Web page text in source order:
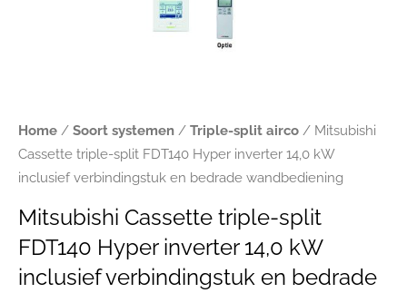
Home / Soort systemen / Triple-split airco / Mitsubishi
Cassette triple-split FDT140 Hyper inverter 14,0 kW
inclusief verbindingstuk en bedrade wandbediening
Mitsubishi Cassette triple-split
FDT140 Hyper inverter 14,0 kW
inclusief verbindingstuk en bedrade